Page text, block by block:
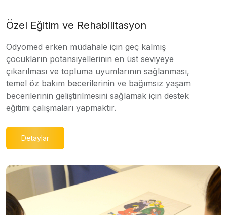
Özel Eğitim ve Rehabilitasyon
Odyomed erken müdahale için geç kalmış
çocukların potansiyellerinin en üst seviyeye
çıkarılması ve topluma uyumlarının sağlanması,
temel öz bakım becerilerinin ve bağımsız yaşam
becerilerinin geliştirilmesini sağlamak için destek
eğitimi çalışmaları yapmaktır.
Detaylar